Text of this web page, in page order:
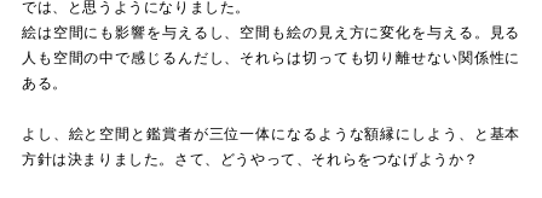
では、と思うようになりました。
絵は空間にも影響を与えるし、空間も絵の見え方に変化を与える。見る
人も空間の中で感じるんだし、それらは切っても切り離せない関係性に
ある。
よし、絵と空間と鑑賞者が三位一体になるような額縁にしよう、と基本
方針は決まりました。さて、どうやって、それらをつなげようか？